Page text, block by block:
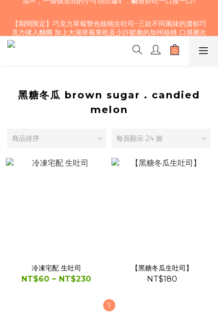
克力揉入麵團 加上大湖草莓果乾及少許鬆脆的加州核桃 口感層次
豐富、酸甜濃醇，快來試試！🍫！🤤💖
【期間限定】巧克力草莓雙色核桃生吐司~三款不同風味的濃郁巧
克力揉入麵團 加上大湖草莓果乾及少許鬆脆的加州核桃 口感層次
豐富、酸甜濃醇，快來試試！🍫！🤤💖
黑糖冬瓜 brown sugar . candied
melon
商品排序 每頁顯示 24 個
冷凍宅配 生吐司
NT$60 ~ NT$230
【黑糖冬瓜生吐司】
NT$180
1